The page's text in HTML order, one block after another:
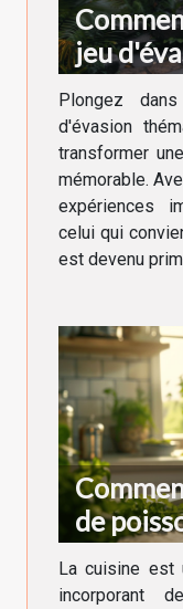
jeu
pour
Plongez
d'évasion
transformer
mémorable.
expériences
celui qui
est devenu
de
La cuisine est
incorporant